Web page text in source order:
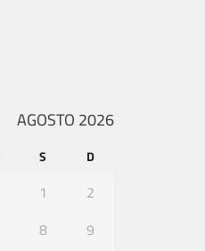
AGOSTO 2026
S D
1
2
8
9